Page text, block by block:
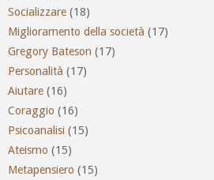
Socializzare (18)
Miglioramento della società (17)
Gregory Bateson (17)
Personalità (17)
Aiutare (16)
Coraggio (16)
Psicoanalisi (15)
Ateismo (15)
Metapensiero (15)